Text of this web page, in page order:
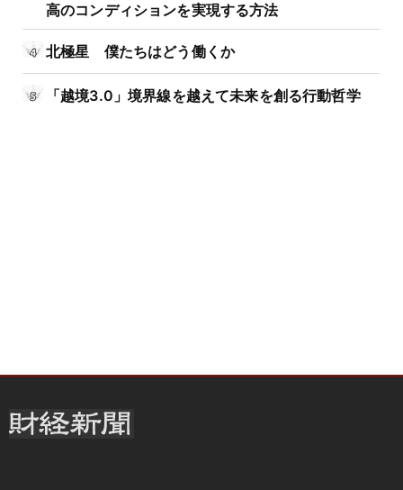
高のコンディションを実現する方法
北極星 僕たちはどう働くか
「越境3.0」境界線を越えて未来を創る行動哲学